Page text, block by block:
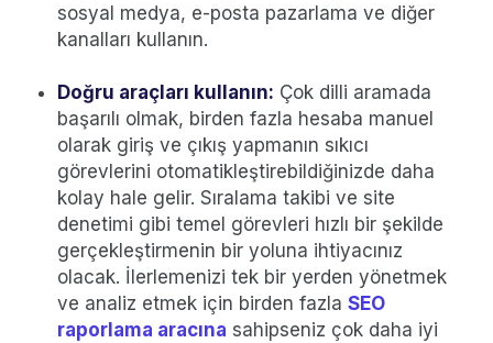
sosyal medya, e-posta pazarlama ve diğer
kanalları kullanın.
Doğru araçları kullanın: Çok dilli aramada
başarılı olmak, birden fazla hesaba manuel
olarak giriş ve çıkış yapmanın sıkıcı
görevlerini otomatikleştirebildiğinizde daha
kolay hale gelir. Sıralama takibi ve site
denetimi gibi temel görevleri hızlı bir şekilde
gerçekleştirmenin bir yoluna ihtiyacınız
olacak. İlerlemenizi tek bir yerden yönetmek
ve analiz etmek için birden fazla SEO
raporlama aracına sahipseniz çok daha iyi